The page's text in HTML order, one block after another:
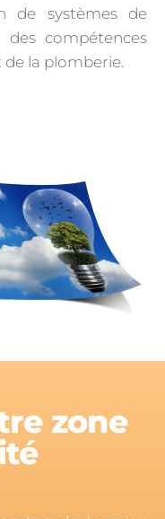
de systèmes de
des compétences
de la plomberie.
zone